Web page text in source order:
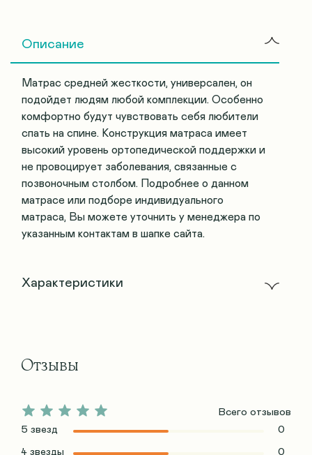
Описание
Матрас средней жесткости, универсален, он
подойдет людям любой комплекции. Особенно
комфортно будут чувствовать себя любители
спать на спине. Конструкция матраса имеет
высокий уровень ортопедической поддержки и
не провоцирует заболевания, связанные с
позвоночным столбом. Подробнее о данном
матрасе или подборе индивидуального
матраса, Вы можете уточнить у менеджера по
указанным контактам в шапке сайта.
Характеристики
Отзывы
Всего отзывов
5 звезд
0
4 звезды 0